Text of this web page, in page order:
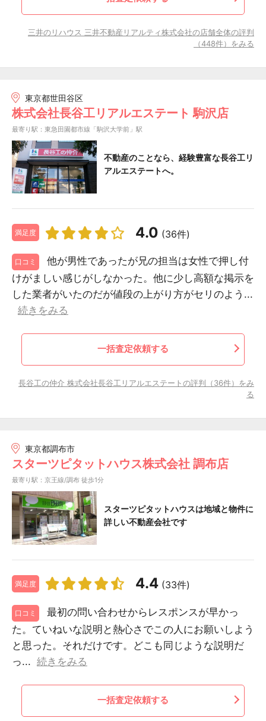
三井のリハウス 三井不動産リアルティ株式会社の店舗全体の評判
（448件）をみる
東京都世田谷区
株式会社長谷工リアルエステート 駒沢店
最寄り駅：東急田園都市線「駒沢大学前」駅
不動産のことなら、経験豊富な長谷工リ
アルエステートへ。
満足度 4.0 (36件)
口コミ
他が男性であったが兄の担当は女性で押し付
けがましい感じがしなかった。他に少し高額な掲示を
した業者がいたのだが値段の上がり方がセリのよう...
続きをみる
一括査定依頼する
長谷工の仲介 株式会社長谷工リアルエステートの評判（36件）をみ
る
東京都調布市
スターツピタットハウス株式会社 調布店
最寄り駅：京王線/調布 徒歩1分
スターツピタットハウスは地域と物件に
詳しい不動産会社です
満足度 4.4 (33件)
口コミ
最初の問い合わせからレスポンスが早かっ
た。ていねいな説明と熱心さでこの人にお願いしよう
と思った。それだけです。どこも同じような説明だ
っ... 続きをみる
一括査定依頼する